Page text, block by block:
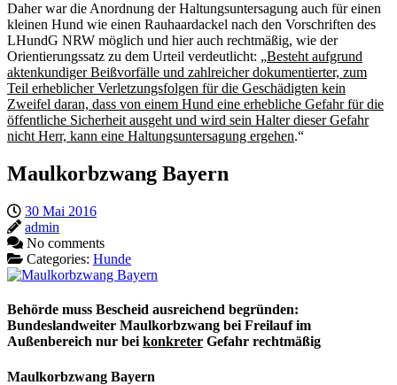
Daher war die Anordnung der Haltungsuntersagung auch für einen
kleinen Hund wie einen Rauhaardackel nach den Vorschriften des
LHundG NRW möglich und hier auch rechtmäßig, wie der
Orientierungssatz zu dem Urteil verdeutlicht: „Besteht aufgrund
aktenkundiger Beißvorfälle und zahlreicher dokumentierter, zum
Teil erheblicher Verletzungsfolgen für die Geschädigten kein
Zweifel daran, dass von einem Hund eine erhebliche Gefahr für die
öffentliche Sicherheit ausgeht und wird sein Halter dieser Gefahr
nicht Herr, kann eine Haltungsuntersagung ergehen.“
Maulkorbzwang Bayern
30 Mai 2016
admin
No comments
Categories: Hunde
Behörde muss Bescheid ausreichend begründen:
Bundeslandweiter Maulkorbzwang bei Freilauf im
Außenbereich nur bei konkreter Gefahr rechtmäßig
Maulkorbzwang Bayern